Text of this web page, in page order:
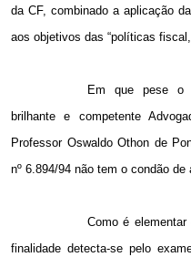
da CF, combinado a aplicação
aos objetivos das “políticas
Em que pese o
brilhante e competente
Professor Oswaldo Othon de
nº 6.894/94 não tem o condão
Como é
finalidade detecta-se pelo